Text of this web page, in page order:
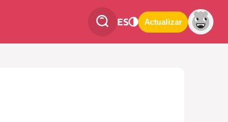
ES Actualizar